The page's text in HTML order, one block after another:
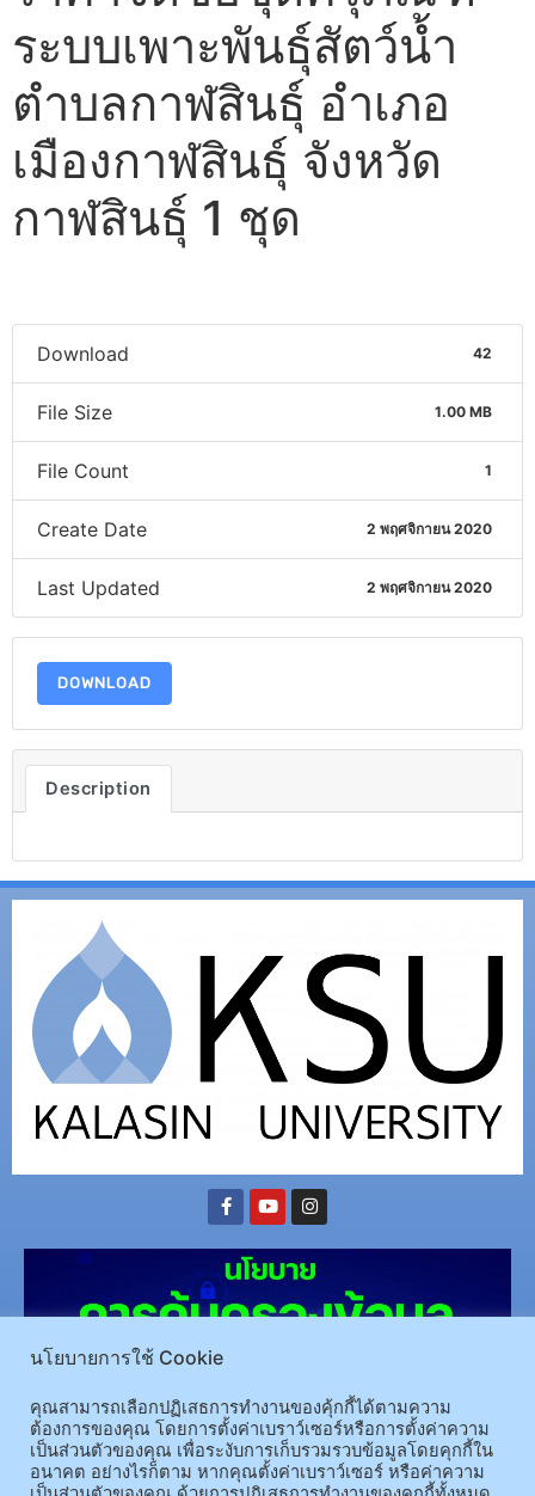
ระบบเพาะพันธุ์สัตว์น้ำ
ตำบลกาฬสินธุ์ อำเภอ
เมืองกาฬสินธุ์ จังหวัด
กาฬสินธุ์ 1 ชุด
Download 42
File Size 1.00 MB
File Count 1
Create Date 2 พฤศจิกายน 2020
Last Updated 2 พฤศจิกายน 2020
DOWNLOAD
Description
(อ.นามน)13 หมู่ 14 ต.สงเปลือย อ.นามน จ.กาฬสินธุ์ 46230โทรศัพท์ : 043-602-055 โทรสาร :
นโยบายการใช้ Cookie
คุณสามารถเลือกปฏิเสธการทำงานของคุ้กกี้ได้ตามความ
ต้องการของคุณ โดยการตั้งค่าเบราว์เซอร์หรือการตั้งค่าความ
เป็นส่วนตัวของคุณ เพื่อระงับการเก็บรวมรวบข้อมูลโดยคุกกี้ใน
อนาคต อย่างไรก็ตาม หากคุณตั้งค่าเบราว์เซอร์ หรือค่าความ